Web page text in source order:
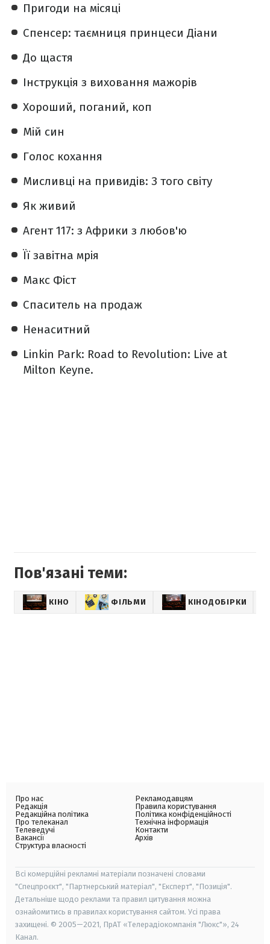
Пригоди на місяці
Спенсер: таємниця принцеси Діани
До щастя
Інструкція з виховання мажорів
Хороший, поганий, коп
Мій син
Голос кохання
Мисливці на привидів: З того світу
Як живий
Агент 117: з Африки з любов'ю
Її завітна мрія
Макс Фіст
Спаситель на продаж
Ненаситний
Linkin Park: Road to Revolution: Live at
Milton Keyne.
Пов'язані теми:
КІНО ФІЛЬМИ КІНОДОБІРКИ
Про нас
Редакція
Редакційна політика
Про телеканал
Телеведучі
Вакансії
Структура власності
Рекламодавцям
Правила користування
Політика конфіденційності
Технічна інформація
Контакти
Архів
Всі комерційні рекламні матеріали позначені словами
"Спецпроєкт", "Партнерський матеріал", "Експерт", "Позиція".
Детальніше щодо реклами та правил цитування можна
ознайомитись в правилах користування сайтом. Усі права
захищені. © 2005—2021, ПрАТ «Телерадіокомпанія "Люкс"», 24
Канал.